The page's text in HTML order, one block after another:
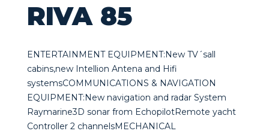
RIVA 85
ENTERTAINMENT EQUIPMENT:New TV´sall
cabins,new Intellion Antena and Hifi
systemsCOMMUNICATIONS & NAVIGATION
EQUIPMENT:New navigation and radar System
Raymarine3D sonar from EchopilotRemote yacht
Controller 2 channelsMECHANICAL